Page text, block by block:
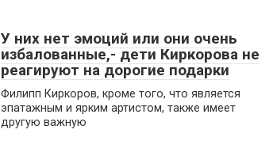
У них нет эмоций или они очень
избалованные,- дети Киркорова не
реагируют на дорогие подарки
Филипп Киркоров, кроме того, что является
эпатажным и ярким артистом, также имеет
другую важную